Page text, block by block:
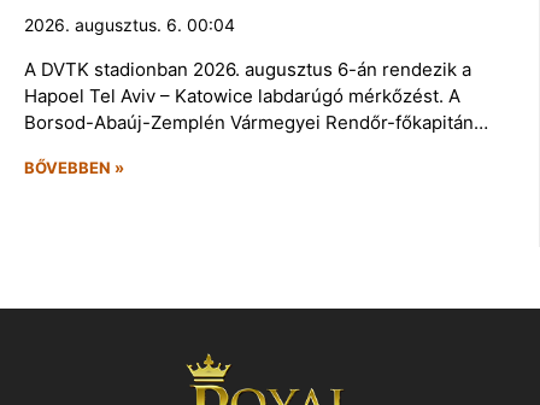
2026. augusztus. 6. 00:04
A DVTK stadionban 2026. augusztus 6-án rendezik a
Hapoel Tel Aviv – Katowice labdarúgó mérkőzést. A
Borsod-Abaúj-Zemplén Vármegyei Rendőr-főkapitán…
BŐVEBBEN »